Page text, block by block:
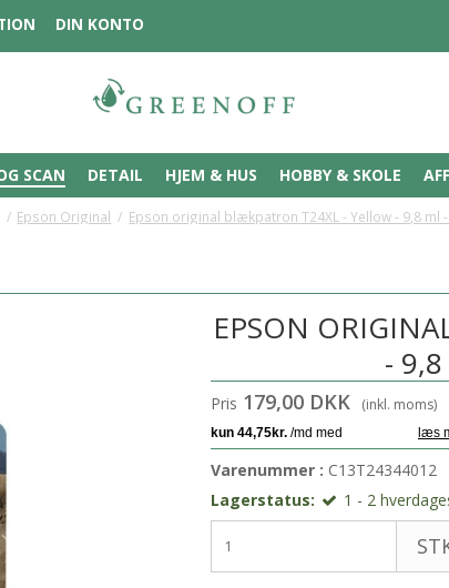
DIN KONTO
SCAN DETAIL HJEM & HUS HOBBY & SKOLE
/ Epson Original / Epson original blækpatron T24XL - Yellow - 9,8 ml -
EPSON
-
Pris 179,00 DKK (inkl. moms)
Varenummer : C13T24344012
Lagerstatus:
1 - 2